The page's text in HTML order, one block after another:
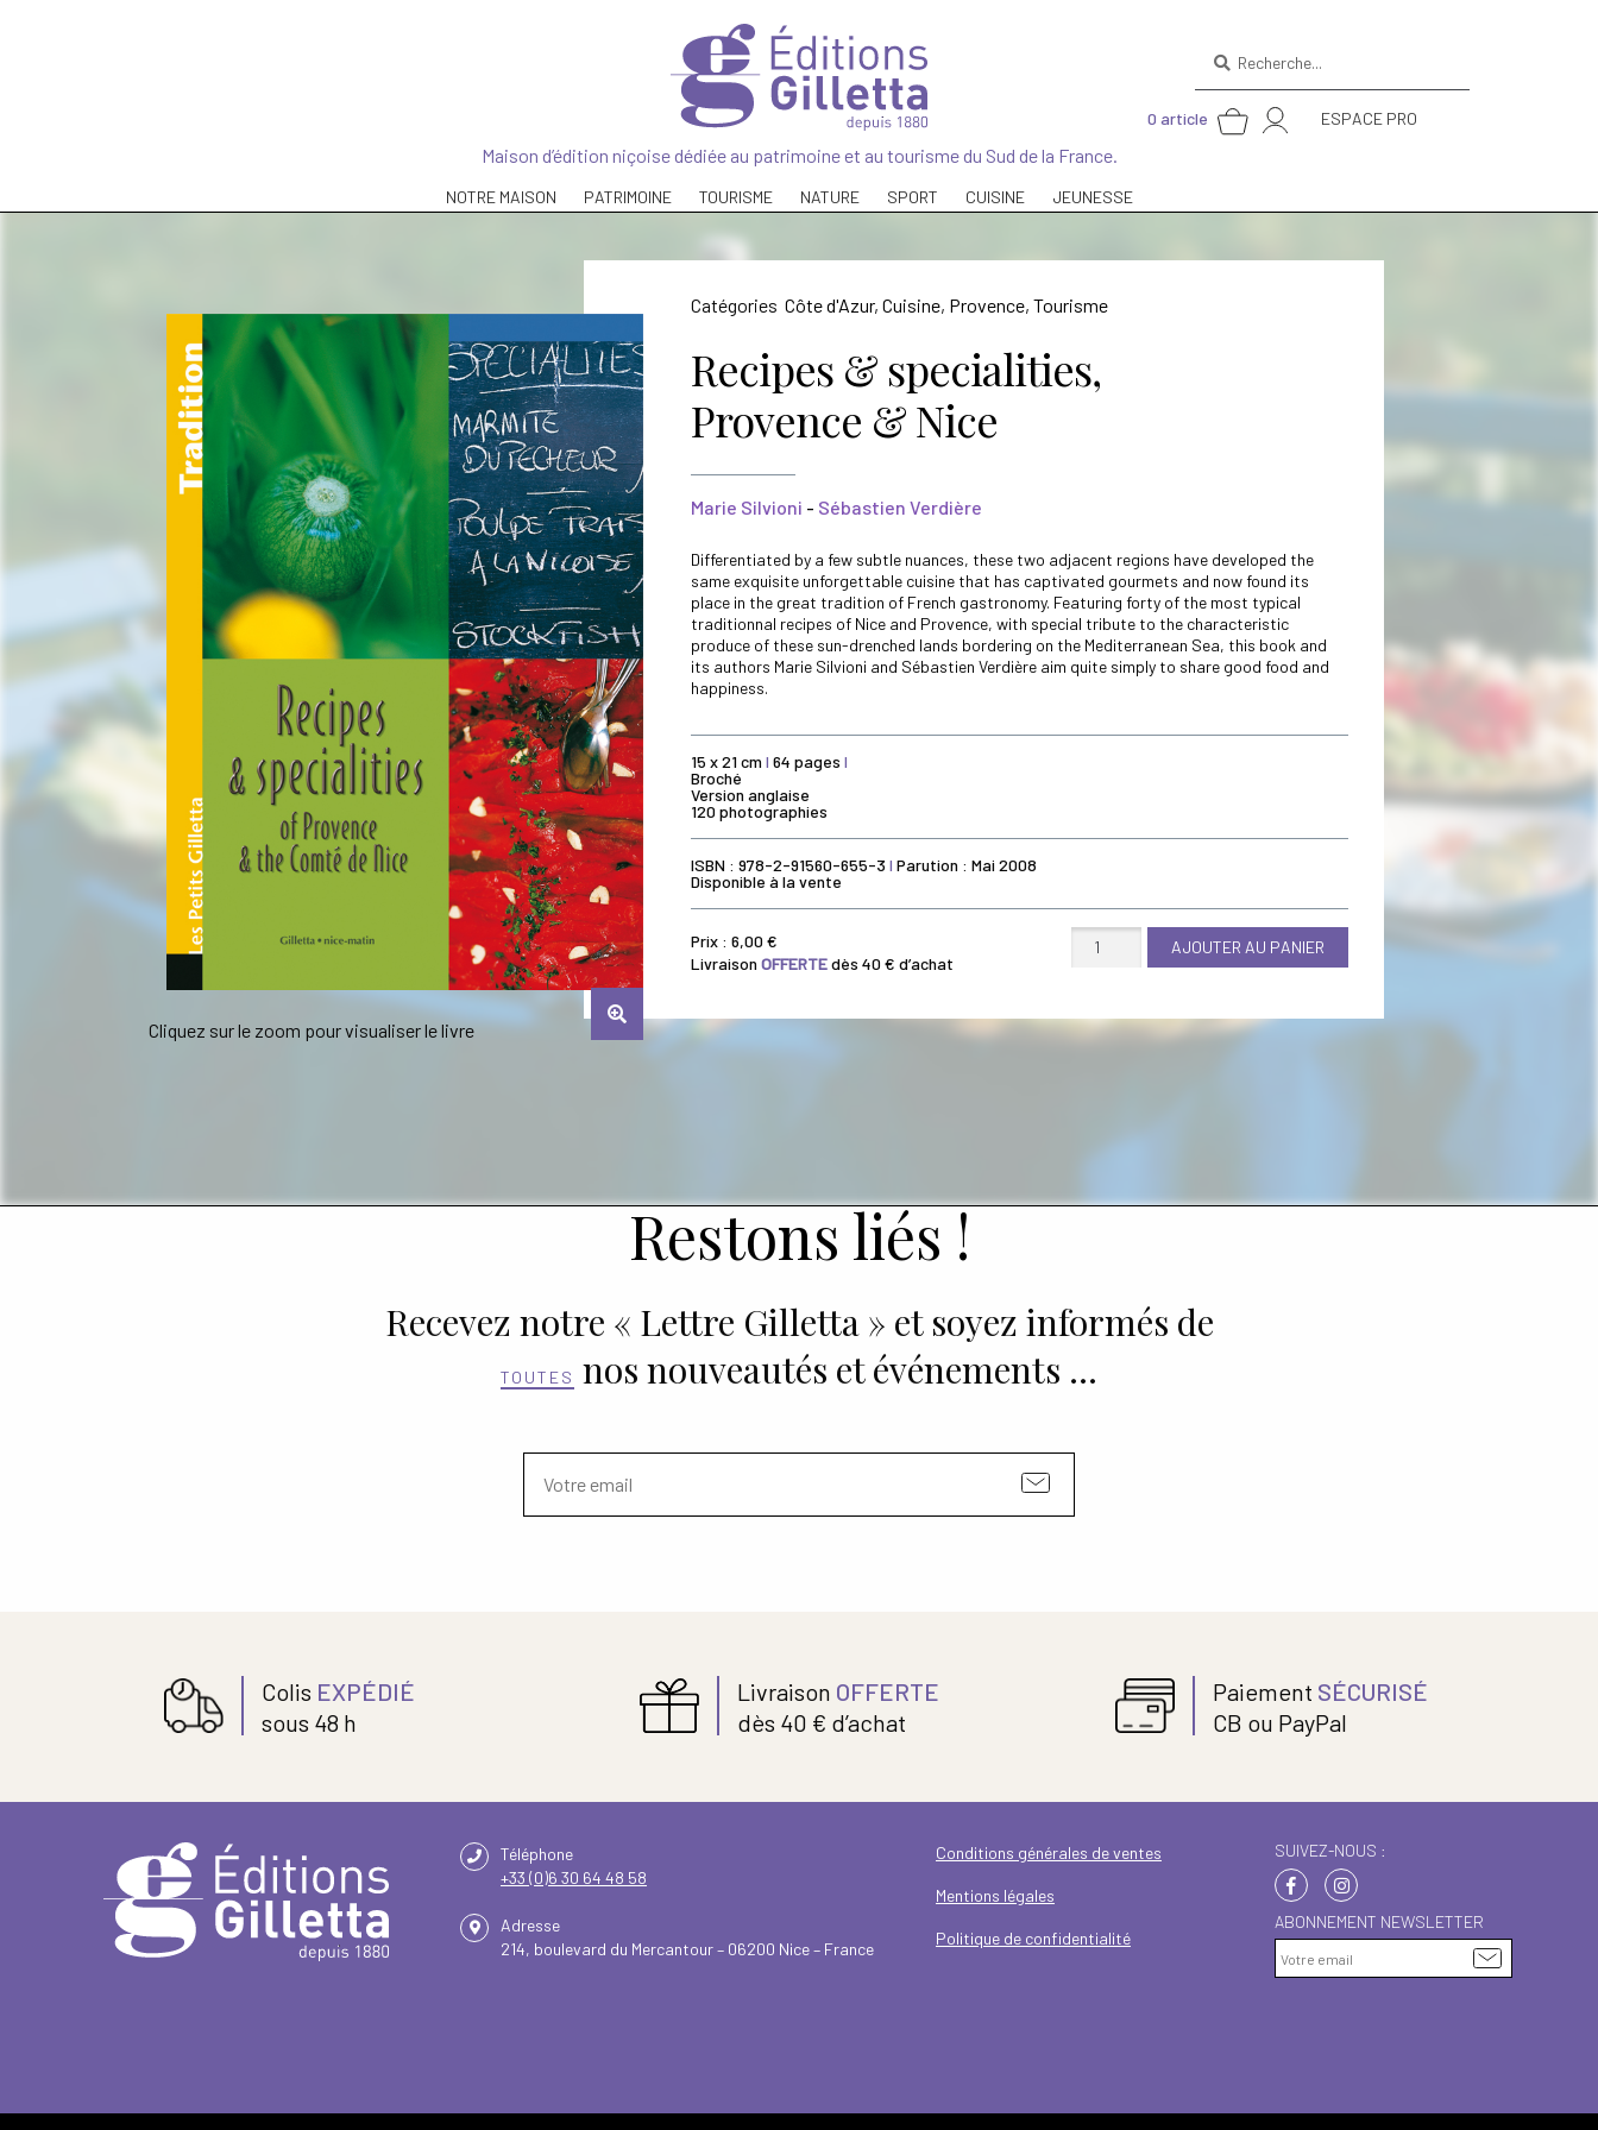
Maison d’édition niçoise dédiée au patrimoine et au tourisme du Sud de la France.
ESPACE PRO
0 article
pour :
NOTRE MAISON PATRIMOINE TOURISME NATURE SPORT CUISINE JEUNESSE
CatégoriesCôte d'Azur,Cuisine, Provence,Tourisme
Recipes & specialities,
Provence & Nice
Marie Silvioni - Sébastien Verdière
Differentiated by a few subtle nuances, these two adjacent regions have developed the
same exquisite unforgettable cuisine that has captivated gourmets and now found its
place in the great tradition of French gastronomy. Featuring forty of the most typical
traditionnal recipes of Nice and Provence, with special tribute to the characteristic
produce of these sun-drenched lands bordering on the Mediterranean Sea, this book and
its authors Marie Silvioni and Sébastien Verdière aim quite simply to share good food and
happiness.
15 x 21 cm I64 pages I
Broché
Version anglaise
120 photographies
ISBN : 978-2-91560-655-3 IParution : Mai 2008
Disponible à la vente
Prix :6,00 €
LivraisonOFFERTEdès 40 € d’achat
quantité
Recipes
&
Nice
AJOUTER AU PANIER
Restons liés !
Recevez notre « Lettre Gilletta » et soyez informés de
TOUTES nos nouveautés et événements …
Colis EXPÉDIÉ
sous 48 h
Livraison OFFERTE
dès 40 € d’achat
Paiement SÉCURISÉ
CB ou PayPal
Téléphone
+33 (0)6 30 64 48 58
Adresse
214, boulevard du Mercantour – 06200 Nice – France
Conditions générales de ventes
Mentions légales
Politique de confidentialité
SUIVEZ-NOUS :
ABONNEMENT NEWSLETTER